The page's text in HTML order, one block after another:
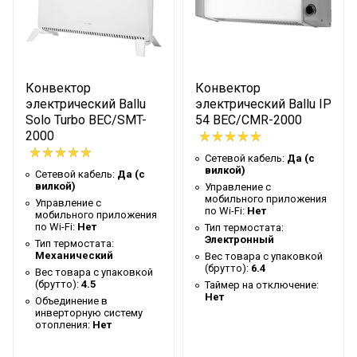
Таймер на отключение
Высота упаковки товара
Цвет корпуса
Белый
Ширина упаковки товара
25
Бренд
Ballu
Макс. потребляемая
мощность
0.5
Тип нагревательного
элемента
Х-образный
монолитный
нагревательный
элемент
Гарантийный срок
Серия
Конвектор
электрический Ballu
Solo Turbo BEC/SMT-
2000
Сетевой кабель: Да (с
вилкой)
Управление c
мобильного приложения
по Wi-Fi: Нет
Тип термостата:
Механический
Вес товара с упаковкой
(брутто): 4.5
Объединение в
инверторную систему
отопления: Нет
Конвектор
электрический Ballu IP
54 BEC/CMR-2000
Сетевой кабель: Да (с
вилкой)
Управление c
мобильного приложения
по Wi-Fi: Нет
Тип термостата:
Электронный
Вес товара с упаковкой
(брутто): 6.4
Таймер на отключение:
Нет